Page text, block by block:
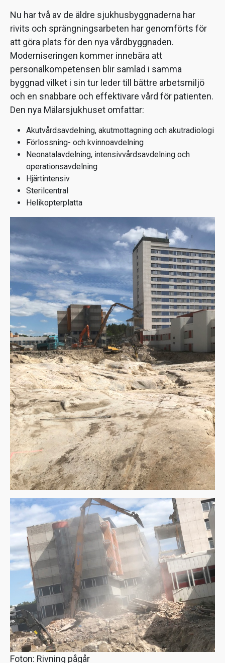
Nu har två av de äldre sjukhusbyggnaderna har
rivits och sprängningsarbeten har genomförts för
att göra plats för den nya vårdbyggnaden.
Moderniseringen kommer innebära att
personalkompetensen blir samlad i samma
byggnad vilket i sin tur leder till bättre arbetsmiljö
och en snabbare och effektivare vård för patienten.
Den nya Mälarsjukhuset omfattar:
Akutvårdsavdelning, akutmottagning och akutradiologi
Förlossning- och kvinnoavdelning
Neonatalavdelning, intensivvårdsavdelning och
operationsavdelning
Hjärtintensiv
Sterilcentral
Helikopterplatta
Foton: Rivning pågår